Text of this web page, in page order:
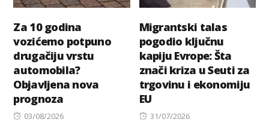
Za 10 godina
vozićemo potpuno
drugačiju vrstu
automobila?
Objavljena nova
prognoza
Posted
03/08/2026
Migrantski talas
pogodio ključnu
kapiju Evrope: Šta
znači kriza u Seuti za
trgovinu i ekonomiju
EU
Posted
31/07/2026